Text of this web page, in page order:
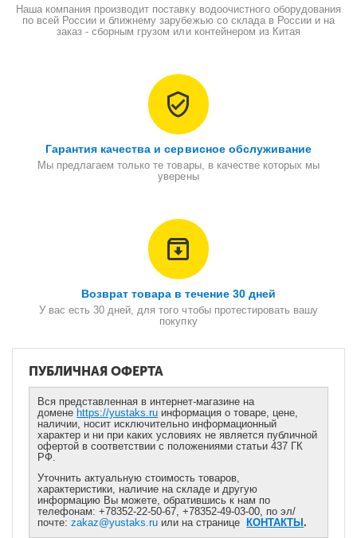
Наша компания производит поставку водоочистного оборудования
по всей России и ближнему зарубежью со склада в России и на
заказ - сборным грузом или контейнером из Китая
Гарантия качества и сервисное обслуживание
Мы предлагаем только те товары, в качестве которых мы
уверены
Возврат товара в течение 30 дней
У вас есть 30 дней, для того чтобы протестировать вашу
покупку
ПУБЛИЧНАЯ ОФЕРТА
Вся представленная в интернет-магазине на
домене https://yustaks.ru информация о товаре, цене,
наличии, носит исключительно информационный
характер и ни при каких условиях не является публичной
офертой в соответствии с положениями статьи 437 ГК
РФ.
Уточнить актуальную стоимость товаров,
характеристики, наличие на складе и другую
информацию Вы можете, обратившись к нам по
телефонам: +78352-22-50-67, +78352-49-03-00, по эл/
почте:zakaz@yustaks.ru или на странице КОНТАКТЫ.